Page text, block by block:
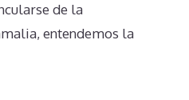
de la
entendemos la